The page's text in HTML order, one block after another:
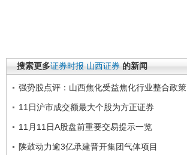
搜索更多证券时报 山西证券 的新闻
强势股点评：山西焦化受益焦化行业整合政策
11日沪市成交额最大个股为方正证券
11月11日A股盘前重要交易提示一览
陕鼓动力逾3亿承建晋开集团气体项目